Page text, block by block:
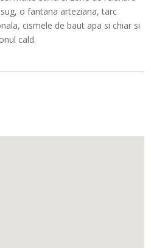
o fantana arteziana, tarc
cismele de baut apa si chiar si
cald.